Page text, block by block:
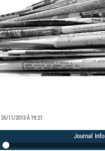
25/11/2013 À 19:21
Journal